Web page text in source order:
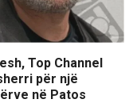
Top Channel
për një
në Patos